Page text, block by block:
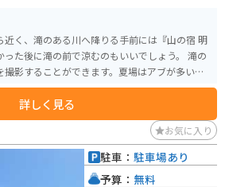
近く、滝のある川へ降りる手前には『山の宿 明
た後に滝の前で涼むのもいいでしょう。 滝の
影することができます。夏場はアブが多いの
詳しく見る
お気に入り
駐車： 駐車場あり
予算： 無料